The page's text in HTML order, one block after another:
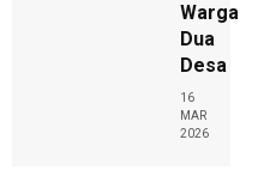
Warga
Dua
Desa
16
MAR
2026